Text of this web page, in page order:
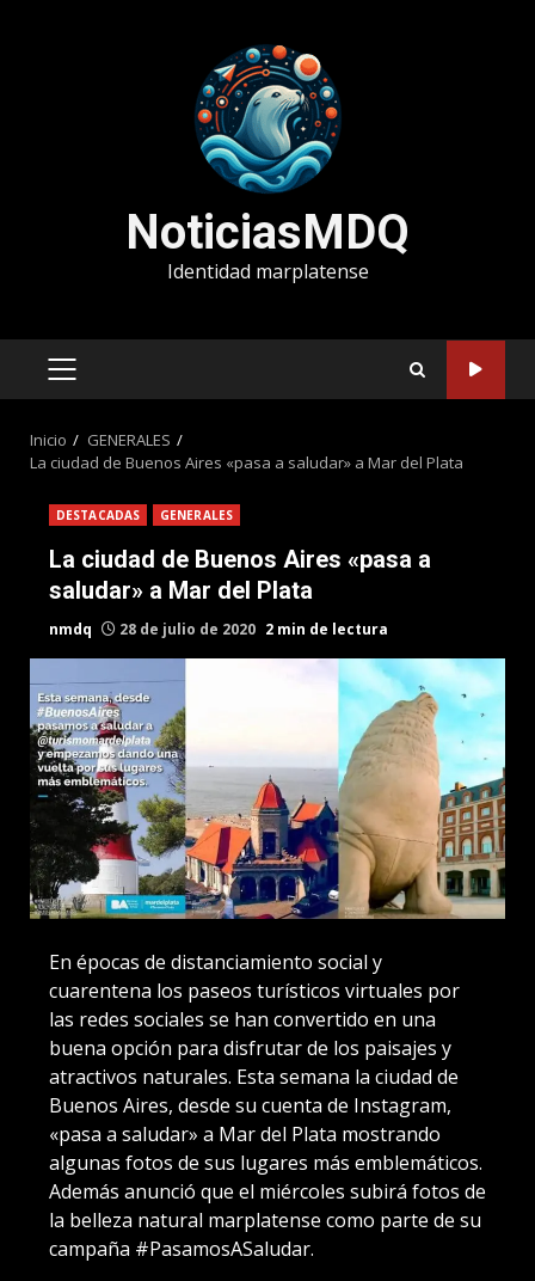
NoticiasMDQ
Identidad marplatense
MENÚ
Inicio
GENERALES
La ciudad de Buenos Aires «pasa a saludar» a Mar del Plata
DESTACADAS GENERALES
La ciudad de Buenos Aires «pasa a
saludar» a Mar del Plata
nmdq 28 de julio de 2020 2 min de lectura
En épocas de distanciamiento social y
cuarentena los paseos turísticos virtuales por
las redes sociales se han convertido en una
buena opción para disfrutar de los paisajes y
atractivos naturales. Esta semana la ciudad de
Buenos Aires, desde su cuenta de Instagram,
«pasa a saludar» a Mar del Plata mostrando
algunas fotos de sus lugares más emblemáticos.
Además anunció que el miércoles subirá fotos de
la belleza natural marplatense como parte de su
campaña #PasamosASaludar.